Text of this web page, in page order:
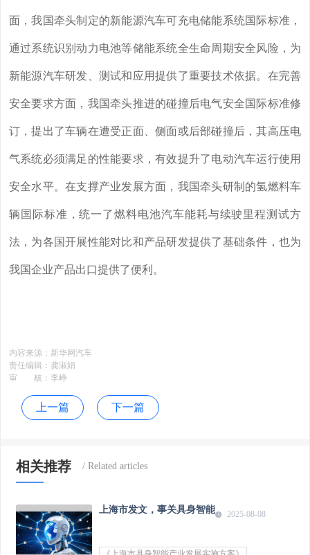
面，我国牵头制定的新能源汽车可充电储能系统国际标准，
通过系统识别动力电池等储能系统全生命周期安全风险，为
新能源汽车研发、测试和应用提供了重要技术依据。在完善
安全要求方面，我国牵头推进的碰撞后电气安全国际标准修
订，提出了车辆在遭受正面、侧面或后部碰撞后，其高压电
气系统必须满足的性能要求，有效提升了电动汽车运行使用
安全水平。在支撑产业发展方面，我国牵头研制的氢燃料车
辆国际标准，统一了燃料电池汽车能耗与续驶里程测试方
法，为各国开展性能对比和产品研发提供了基础条件，也为
我国企业产品出口提供了便利。
内容来源： 新华网汽车
责任编辑： 龚淑娟
审 核： 李峥
上一篇 下一篇
相关推荐
上海市发文，事关具身智能 2025-08-08